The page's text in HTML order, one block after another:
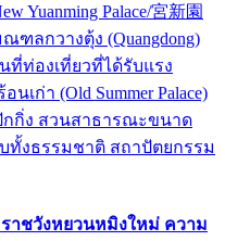
Yuanming Palace/宮新園
ฑลกวางตุ้ง (Quangdong)
ที่ท่องเที่ยวที่ได้รับแรง
เก่า (Old Summer Palace)
กิ่ง สวนสาธารณะขนาด
ทั้งธรรมชาติ สถาปัตยกรรม
ราชวังหยวนหมิงใหม่ ความ